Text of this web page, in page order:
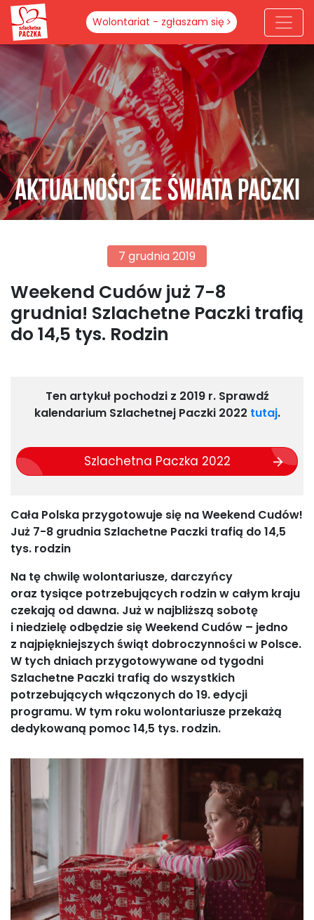
Wolontariat - zgłaszam się
Aktualności ze świata paczki
7 grudnia 2019
Weekend Cudów już 7-8
grudnia! Szlachetne Paczki trafią
do 14,5 tys. Rodzin
Ten artykuł pochodzi z 2019 r. Sprawdź
kalendarium Szlachetnej Paczki 2022 tutaj.
Szlachetna Paczka 2022
Cała Polska przygotowuje się na Weekend Cudów!
Już 7-8 grudnia Szlachetne Paczki trafią do 14,5
tys. rodzin
Na tę chwilę wolontariusze, darczyńcy
oraz tysiące potrzebujących rodzin w całym kraju
czekają od dawna. Już w najbliższą sobotę
i niedzielę odbędzie się Weekend Cudów – jedno
z najpiękniejszych świąt dobroczynności w Polsce.
W tych dniach przygotowywane od tygodni
Szlachetne Paczki trafią do wszystkich
potrzebujących włączonych do 19. edycji
programu. W tym roku wolontariusze przekażą
dedykowaną pomoc 14,5 tys. rodzin.